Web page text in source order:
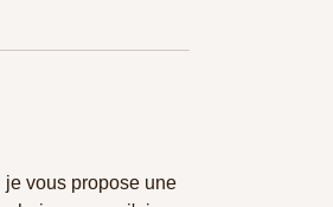
je vous propose une